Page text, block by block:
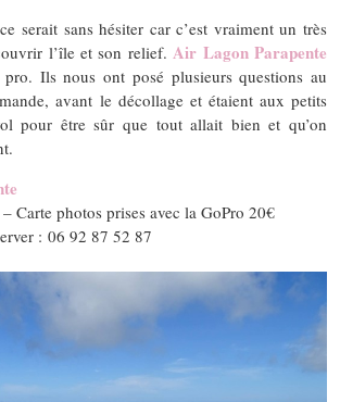
serait sans hésiter car c’est vraiment un très
l’île et son relief. Air Lagon Parapente
Ils nous ont posé plusieurs questions au
avant le décollage et étaient aux petits
pour être sûr que tout allait bien et qu’on
Carte photos prises avec la GoPro 20€
: 06 92 87 52 87